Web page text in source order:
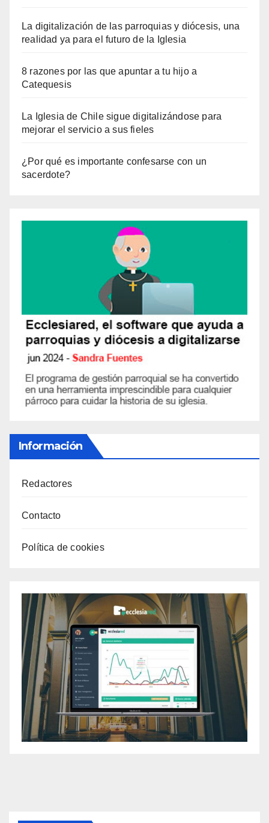
La digitalización de las parroquias y diócesis, una
realidad ya para el futuro de la Iglesia
8 razones por las que apuntar a tu hijo a
Catequesis
La Iglesia de Chile sigue digitalizándose para
mejorar el servicio a sus fieles
¿Por qué es importante confesarse con un
sacerdote?
Información
Redactores
Contacto
Política de cookies